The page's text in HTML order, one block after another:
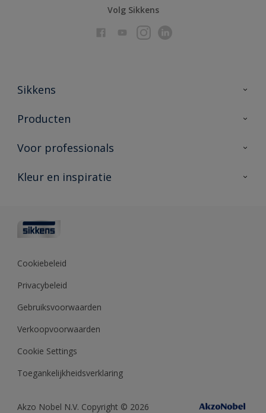
Volg Sikkens
Sikkens
Over Sikkens
Duurzaamheid
Producten
Producten voor binnen
Vind je verkooppunt
Voor professionals
Advies & service
Polyfilla Pro
Sikkens Center
Kleur en inspiratie
Kleurcollecties
Kennisbank
Cookiebeleid
Privacybeleid
Gebruiksvoorwaarden
Verkoopvoorwaarden
Cookie Settings
Toegankelijkheidsverklaring
Akzo Nobel N.V. Copyright © 2026